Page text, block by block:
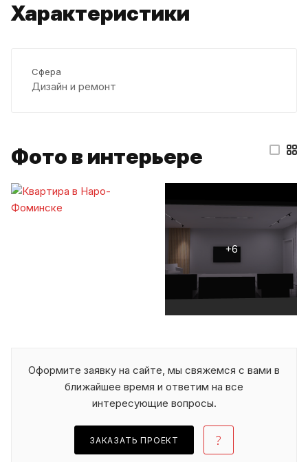
Характеристики
Сфера
Дизайн и ремонт
Фото в интерьере
Оформите заявку на сайте, мы свяжемся с вами в
ближайшее время и ответим на все
интересующие вопросы.
ЗАКАЗАТЬ ПРОЕКТ